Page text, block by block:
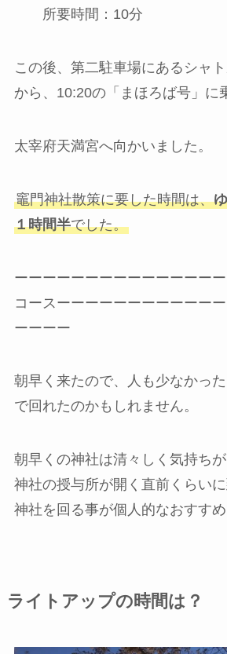
所要時間：10分
この後、第二駐車場にあるシャ
から、10:20の「まほろば号」に
太宰府天満宮へ向かいました。
竈門神社散策に要した時間は、
１時間半でした。
ーーーーーーーーーーーーーー
コースーーーーーーーーーーー
ーーーー
朝早く来たので、人も少なかっ
で回れたのかもしれません。
朝早くの神社は清々しく気持ち
神社の授与所が開く直前くらい
神社を回る事が個人的なおすすめ
ライトアップの時間は？